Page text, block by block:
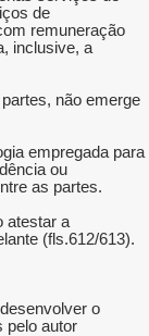
de
remuneração
inclusive, a
não emerge
empregada para
ou
as partes.
atestar a
(fls.612/613).
o
pelo autor